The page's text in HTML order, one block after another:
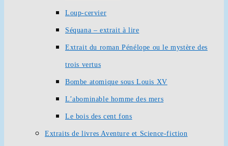
Loup-cervier
Séquana – extrait à lire
Extrait du roman Pénélope ou le mystère des
trois vertus
Bombe atomique sous Louis XV
L’abominable homme des mers
Le bois des cent fons
Extraits de livres Aventure et Science-fiction